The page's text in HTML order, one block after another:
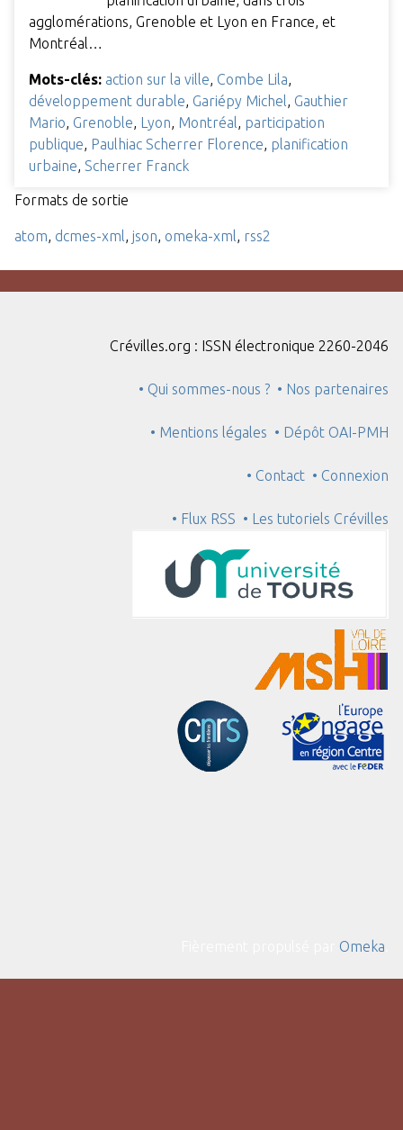
agglomérations, Grenoble et Lyon en France, et
Montréal…
Mots-clés: action sur la ville, Combe Lila,
développement durable, Gariépy Michel, Gauthier
Mario, Grenoble, Lyon, Montréal, participation
publique, Paulhiac Scherrer Florence, planification
urbaine, Scherrer Franck
Formats de sortie
atom, dcmes-xml, json, omeka-xml, rss2
Crévilles.org : ISSN électronique 2260-2046
• Qui sommes-nous ? • Nos partenaires
• Mentions légales • Dépôt OAI-PMH
• Contact • Connexion
• Flux RSS • Les tutoriels Crévilles
Omeka